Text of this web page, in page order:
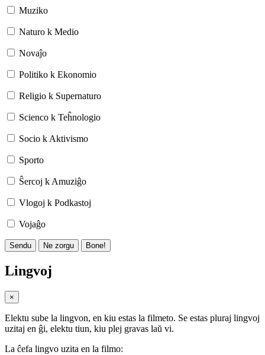
Muziko
Naturo k Medio
Novaĵo
Politiko k Ekonomio
Religio k Supernaturo
Scienco k Teĥnologio
Socio k Aktivismo
Sporto
Ŝercoj k Amuziĝo
Vlogoj k Podkastoj
Vojaĝo
Sendu Ne zorgu Bone!
Lingvoj
×
Elektu sube la lingvon, en kiu estas la filmeto. Se estas pluraj lingvoj
uzitaj en ĝi, elektu tiun, kiu plej gravas laŭ vi.
La ĉefa lingvo uzita en la filmo: